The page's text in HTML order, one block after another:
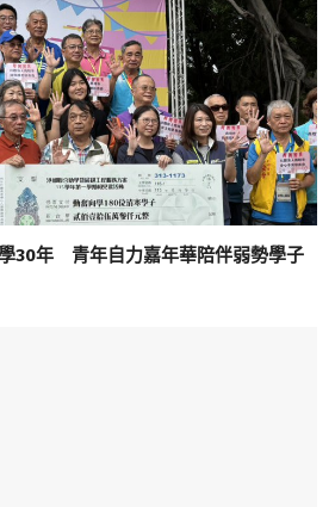
30年 青年自力嘉年華陪伴弱勢學子